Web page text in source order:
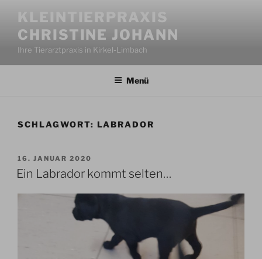
Inhalt
springen
KLEINTIERPRAXIS
CHRISTINE JOHANN
Ihre Tierarztpraxis in Kirkel-Limbach
Menü
SCHLAGWORT: LABRADOR
VERÖFFENTLICHT
AM
16. JANUAR 2020
Ein Labrador kommt selten…